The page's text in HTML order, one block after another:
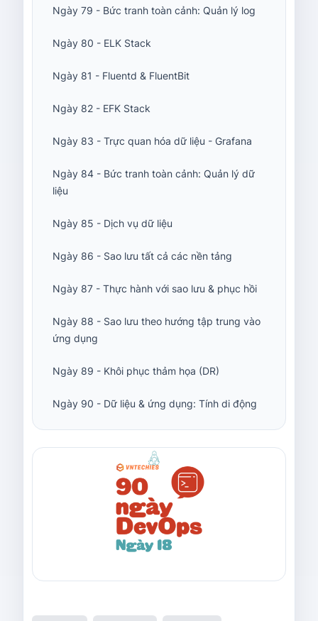
Ngày 79 - Bức tranh toàn cảnh: Quản lý log
Ngày 80 - ELK Stack
Ngày 81 - Fluentd & FluentBit
Ngày 82 - EFK Stack
Ngày 83 - Trực quan hóa dữ liệu - Grafana
Ngày 84 - Bức tranh toàn cảnh: Quản lý dữ
liệu
Ngày 85 - Dịch vụ dữ liệu
Ngày 86 - Sao lưu tất cả các nền tảng
Ngày 87 - Thực hành với sao lưu & phục hồi
Ngày 88 - Sao lưu theo hướng tập trung vào
ứng dụng
Ngày 89 - Khôi phục thảm họa (DR)
Ngày 90 - Dữ liệu & ứng dụng: Tính di động